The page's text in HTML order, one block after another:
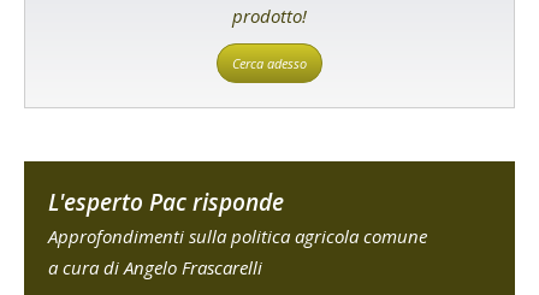
prodotto!
Cerca adesso
L'esperto Pac risponde
Approfondimenti sulla politica agricola comune
a cura di Angelo Frascarelli